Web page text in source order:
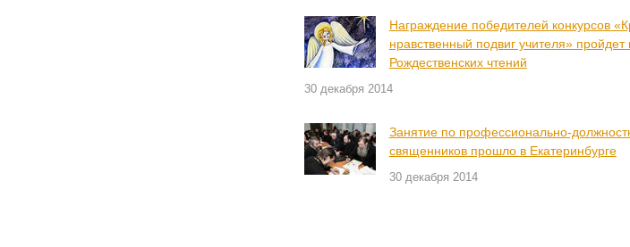
Награждение победителей конкурсов
нравственный подвиг учителя»
Рождественских чтений
30 декабря 2014
Занятие по профессионально-
священников прошло в Екатеринбурге
30 декабря 2014